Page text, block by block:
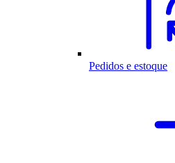
Pedidos e estoque